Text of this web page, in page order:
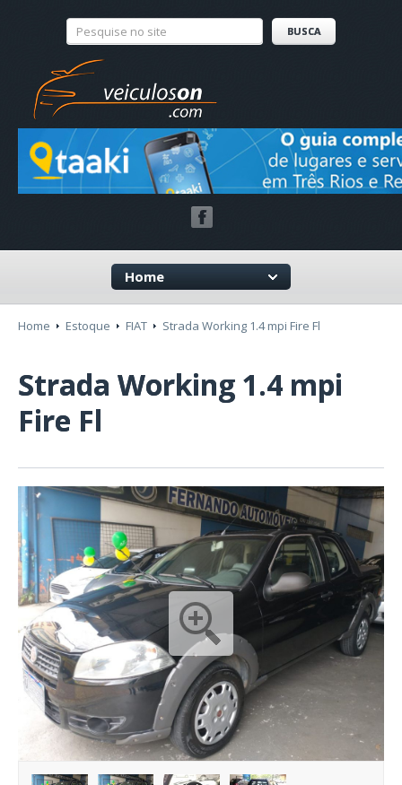
Home
Home Estoque FIAT Strada Working 1.4 mpi Fire Fl
Strada Working 1.4 mpi
Fire Fl